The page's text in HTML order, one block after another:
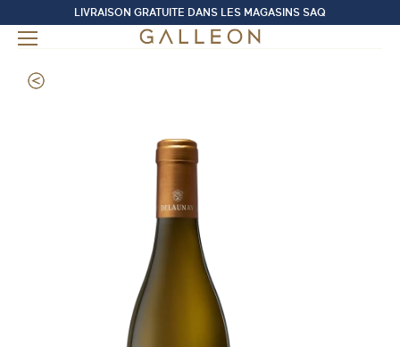
LIVRAISON GRATUITE DANS LES MAGASINS SAQ